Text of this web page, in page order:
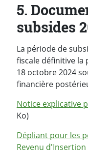
5.
subsides
La période de
fiscale définitive la
18 octobre 2024
financière
Notice explicative
Ko)
Dépliant pour les
Revenu d'Insertion